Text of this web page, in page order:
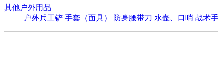
其他户外用品
户外兵工铲 手套（面具） 防身腰带刀 水壶、口哨 战术